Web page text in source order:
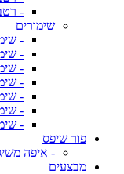
-
שימורים
-
-
-
-
-
-
-
פור שיפס
- איפה
מבצעים